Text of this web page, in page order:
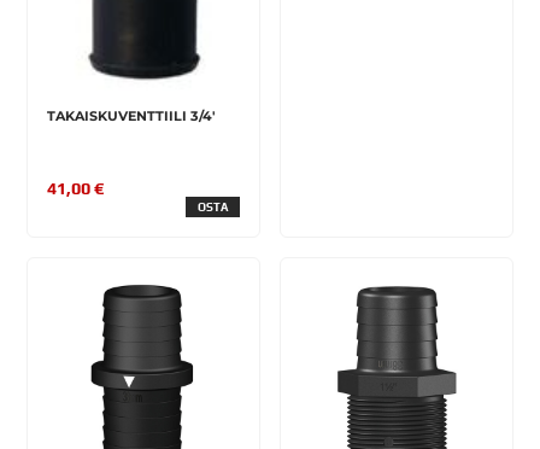
TAKAISKUVENTTIILI 3/4'
41,00 €
OSTA